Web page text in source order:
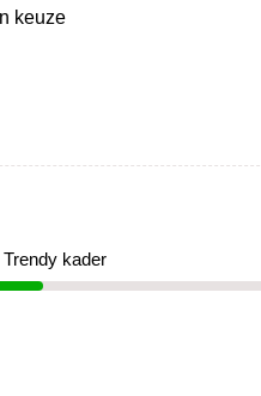
keuze
Trendy kader